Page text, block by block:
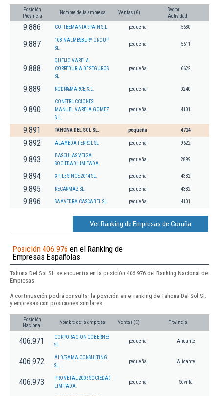
Posición
Provincia
Nombre de la empresa Ventas (€)
Sector
Actividad
9.886 COFFEEMANIA SPAIN S.L. pequeña 5630
9.887
108 MALMESBURY GROUP
SL.
pequeña 5611
9.888
QUEIJO VARELA
CORREDURIA DE SEGUROS
SL
pequeña 6622
9.889 RODRI&MARCE, S.L. pequeña 0240
9.890
CONSTRUCCIONES
MANUEL VARELA GOMEZ
S.L.
pequeña 4101
9.891 TAHONA DEL SOL SL. pequeña 4724
9.892 ALAMEDA FERROL SL pequeña 9622
9.893
BASCULAS VEIGA
SOCIEDAD LIMITADA.
pequeña 2899
9.894 XTILE SINCE 2014 SL. pequeña 4332
9.895 RECARMAZ SL. pequeña 4332
9.896 SAAVEDRA CASCABEL SL. pequeña 4101
Ver Ranking de Empresas de Coruña
Posición 406.976 en el Ranking de
Empresas Españolas
Tahona Del Sol Sl. se encuentra en la posición 406.976 del Ranking Nacional de
Empresas.
A continuación podrá consultar la posición en el ranking de Tahona Del Sol Sl.
y empresas con posiciones similares:
Posición
Nacional
Nombre de la empresa Ventas (€) Provincia
406.971
CORPORACION COBERNES
SL
pequeña Alicante
406.972
ALDESAMA CONSULTING
SL.
pequeña Alicante
406.973
PROMETAL 2006 SOCIEDAD
LIMITADA.
pequeña Sevilla